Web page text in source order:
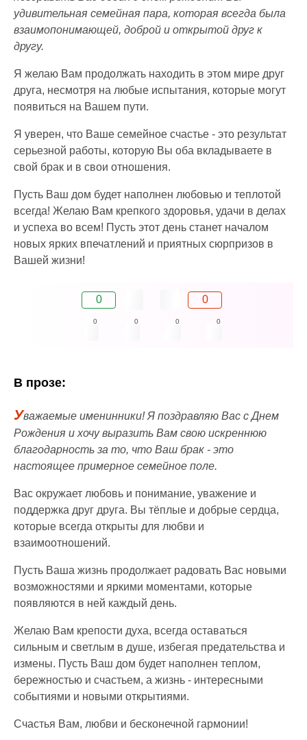
удивительная семейная пара, которая всегда была
взаимопонимающей, доброй и открытой друг к
другу.
Я желаю Вам продолжать находить в этом мире друг
друга, несмотря на любые испытания, которые могут
появиться на Вашем пути.
Я уверен, что Ваше семейное счастье - это результат
серьезной работы, которую Вы оба вкладываете в
свой брак и в свои отношения.
Пусть Ваш дом будет наполнен любовью и теплотой
всегда! Желаю Вам крепкого здоровья, удачи в делах
и успеха во всем! Пусть этот день станет началом
новых ярких впечатлений и приятных сюрпризов в
Вашей жизни!
0 0
0 0 0 0
В прозе:
Уважаемые именинники! Я поздравляю Вас с Днем
Рождения и хочу выразить Вам свою искреннюю
благодарность за то, что Ваш брак - это
настоящее примерное семейное поле.
Вас окружает любовь и понимание, уважение и
поддержка друг друга. Вы тёплые и добрые сердца,
которые всегда открыты для любви и
взаимоотношений.
Пусть Ваша жизнь продолжает радовать Вас новыми
возможностями и яркими моментами, которые
появляются в ней каждый день.
Желаю Вам крепости духа, всегда оставаться
сильным и светлым в душе, избегая предательства и
измены. Пусть Ваш дом будет наполнен теплом,
бережностью и счастьем, а жизнь - интересными
событиями и новыми открытиями.
Счастья Вам, любви и бесконечной гармонии!